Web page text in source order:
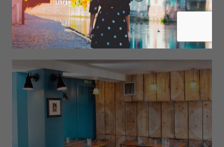
La Hache